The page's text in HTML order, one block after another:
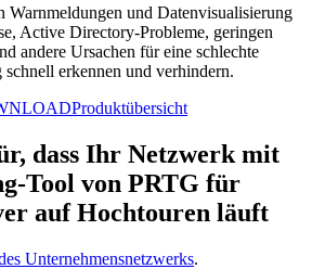
Warnmeldungen und Datenvisualisierung
Active Directory-Probleme, geringen
andere Ursachen für eine schlechte
schnell erkennen und verhindern.
Produktübersicht
dass Ihr Netzwerk mit
Tool von PRTG für
auf Hochtouren läuft
Unternehmensnetzwerks.